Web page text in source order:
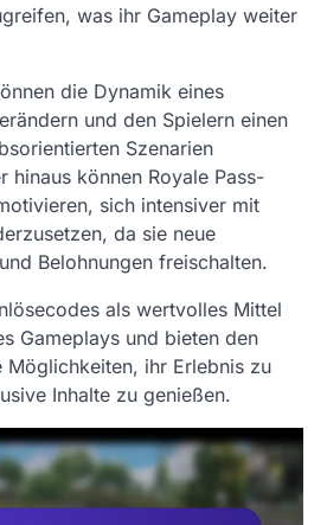
was ihr Gameplay weiter
die Dynamik eines
und den Spielern einen
Szenarien
hinaus können Royale Pass-
sich intensiver mit
da sie neue
Belohnungen freischalten.
als wertvolles Mittel
Gameplays und bieten den
Möglichkeiten, ihr Erlebnis zu
Inhalte zu genießen.